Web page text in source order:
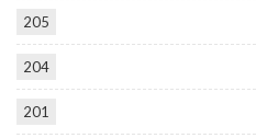
205
204
201